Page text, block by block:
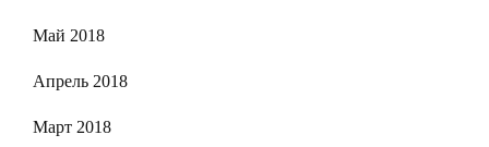
Май 2018
Апрель 2018
Март 2018